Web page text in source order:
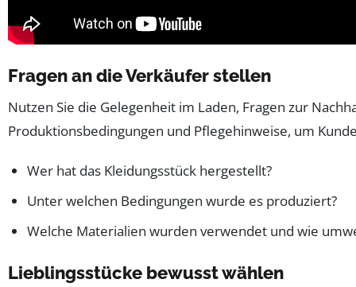
Fragen an die Verkäufer stellen
Nutzen Sie die Gelegenheit im Laden, Fragen zur
Produktionsbedingungen und Pflegehinweise, um
Wer hat das Kleidungsstück hergestellt?
Unter welchen Bedingungen wurde es produziert?
Welche Materialien wurden verwendet und wie
Lieblingsstücke bewusst wählen